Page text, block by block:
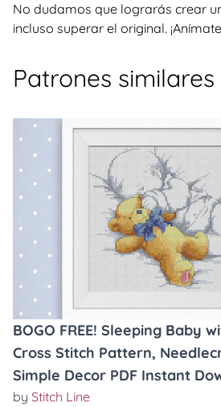
No dudamos que lograrás crear
incluso superar el original.
Patrones similares
BOGO FREE! Sleeping Baby
Cross Stitch Pattern,
Simple Decor PDF Instant
by Stitch Line